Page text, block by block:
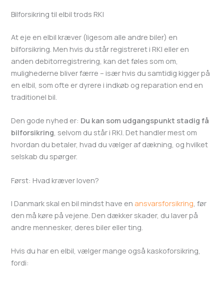
Bilforsikring til elbil trods RKI
At eje en elbil kræver (ligesom alle andre biler) en
bilforsikring. Men hvis du står registreret i RKI eller en
anden debitorregistrering, kan det føles som om,
mulighederne bliver færre – især hvis du samtidig kigger på
en elbil, som ofte er dyrere i indkøb og reparation end en
traditionel bil.
Den gode nyhed er: Du kan som udgangspunkt stadig få
bilforsikring, selvom du står i RKI. Det handler mest om
hvordan du betaler, hvad du vælger af dækning, og hvilket
selskab du spørger.
Først: Hvad kræver loven?
I Danmark skal en bil mindst have en ansvarsforsikring , før
den må køre på vejene. Den dækker skader, du laver på
andre mennesker, deres biler eller ting.
Hvis du har en elbil, vælger mange også kaskoforsikring,
fordi: